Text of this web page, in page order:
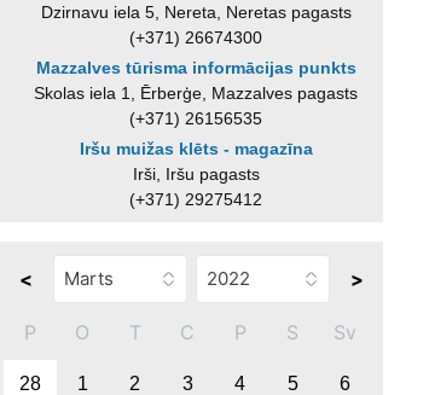
Dzirnavu iela 5, Nereta, Neretas pagasts
(+371) 26674300
Mazzalves tūrisma informācijas punkts
Skolas iela 1, Ērberģe, Mazzalves pagasts
(+371) 26156535
Iršu muižas klēts - magazīna
Irši, Iršu pagasts
(+371) 29275412
< >
P O T C P S Sv
28 1 2 3 4 5 6